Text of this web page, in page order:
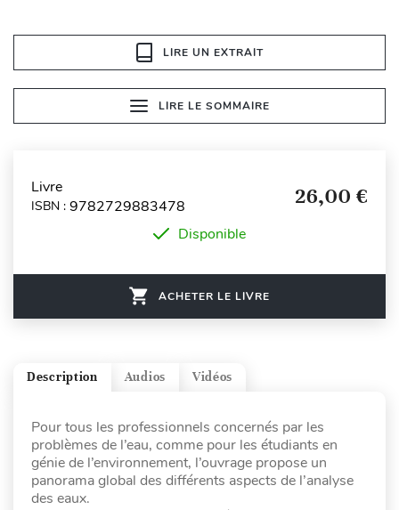
LIRE UN EXTRAIT
LIRE LE SOMMAIRE
Livre
ISBN : 9782729883478 26,00 €
Disponible
ACHETER LE LIVRE
Vidéos
Audios
Description
Pour tous les professionnels concernés par les
problèmes de l’eau, comme pour les étudiants en
génie de l’environnement, l’ouvrage propose un
panorama global des différents aspects de l’analyse
des eaux.